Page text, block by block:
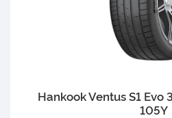
Hankook Ventus S1 Evo
105Y